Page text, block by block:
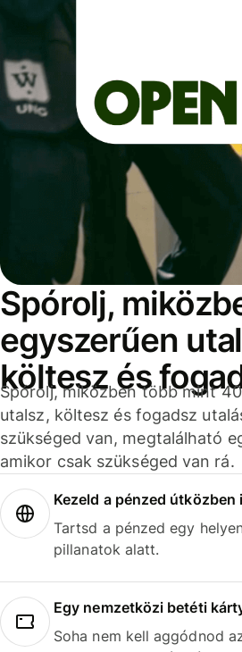
Spórolj,
egyszerűen
költesz és
Spórolj, miközben több mint
utalsz, költesz és fogadsz
szükséged van, megtalálható
amikor csak szükséged van rá.
Kezeld a pénzed
Tartsd a pénzed egy
pillanatok alatt.
Egy nemzetközi betéti
Soha nem kell aggódnod